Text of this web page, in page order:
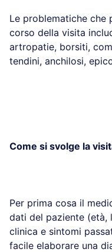
Le problematiche che
corso della visita
artropatie, borsiti,
tendini, anchilosi,
Come si svolge la
Per prima cosa il
dati del paziente
clinica e sintomi
facile elaborare una